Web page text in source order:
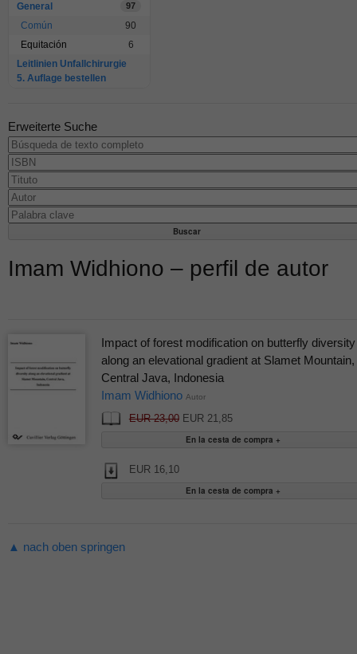
General 97
Común
90
Equitación
6
Leitlinien Unfallchirurgie
5. Auflage bestellen
Erweiterte Suche
Imam Widhiono – perfil de autor
Impact of forest modification on butterfly diversity
along an elevational gradient at Slamet Mountain,
Central Java, Indonesia
Imam Widhiono Autor
EUR 23,00EUR 21,85
EUR 16,10
▲ nach oben springen